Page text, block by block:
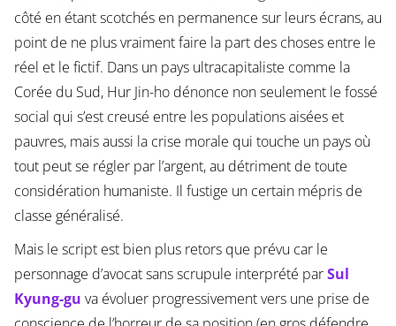
côté en étant scotchés en permanence sur leurs écrans, au
point de ne plus vraiment faire la part des choses entre le
réel et le fictif. Dans un pays ultracapitaliste comme la
Corée du Sud, Hur Jin-ho dénonce non seulement le fossé
social qui s’est creusé entre les populations aisées et
pauvres, mais aussi la crise morale qui touche un pays où
tout peut se régler par l’argent, au détriment de toute
considération humaniste. Il fustige un certain mépris de
classe généralisé.
Mais le script est bien plus retors que prévu car le
personnage d’avocat sans scrupule interprété parSul
Kyung-gu va évoluer progressivement vers une prise de